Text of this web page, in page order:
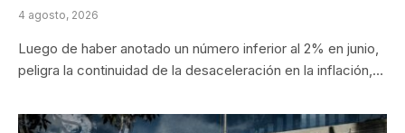
4 agosto, 2026
Luego de haber anotado un número inferior al 2% en junio,
peligra la continuidad de la desaceleración en la inflación,…